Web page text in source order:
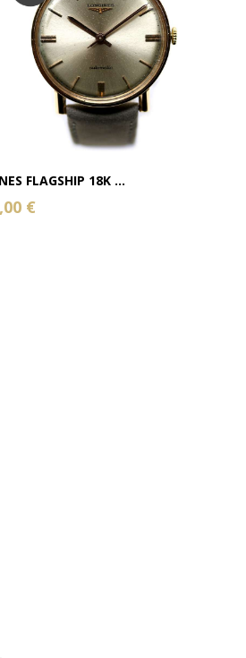
FLAGSHIP 18K ...
€